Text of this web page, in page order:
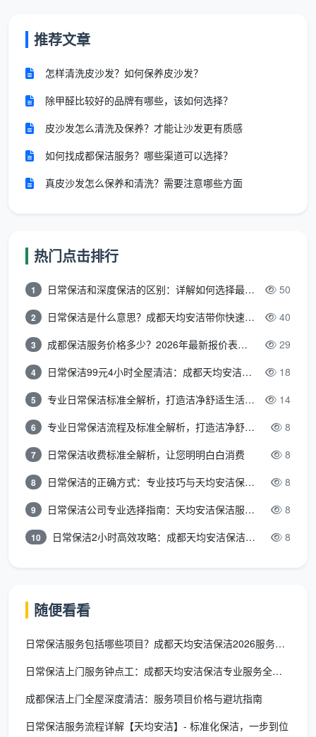
推荐文章
怎样清洗皮沙发？如何保养皮沙发？
除甲醛比较好的品牌有哪些，该如何选择？
皮沙发怎么清洗及保养？才能让沙发更有质感
如何找成都保洁服务？哪些渠道可以选择？
真皮沙发怎么保养和清洗？需要注意哪些方面
热门点击排行
1 日常保洁和深度保洁的区别：详解如何选择最适合的清洁服务 50
2 日常保洁是什么意思？成都天均安洁带你快速区分“日常vs深度vs开荒” 40
3 成都保洁服务价格多少？2026年最新报价表来了，这一篇看透所有费用 29
4 日常保洁99元4小时全屋清洁：成都天均安洁保洁超值服务全解析 18
5 专业日常保洁标准全解析，打造洁净舒适生活空间 14
6 专业日常保洁流程及标准全解析，打造洁净舒适环境 8
7 日常保洁收费标准全解析，让您明明白白消费 8
8 日常保洁的正确方式：专业技巧与天均安洁保洁服务全解析 8
9 日常保洁公司专业选择指南：天均安洁保洁服务全解析 8
10 日常保洁2小时高效攻略：成都天均安洁保洁专业时间管理方案 8
随便看看
日常保洁服务包括哪些项目？成都天均安洁保洁2026服务项目全
日常保洁上门服务钟点工：成都天均安洁保洁专业服务全解析
成都保洁上门全屋深度清洁：服务项目价格与避坑指南
日常保洁服务流程详解【天均安洁】- 标准化保洁，一步到位